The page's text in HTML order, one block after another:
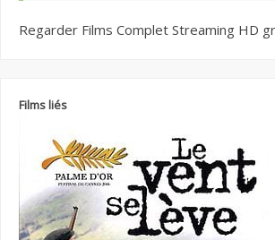
Regarder Films Complet Streaming HD
Films liés